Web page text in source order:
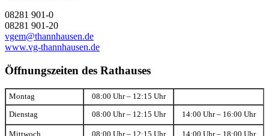
08281 901-0
08281 901-20
vgem@thannhausen.de
www.vg-thannhausen.de
Öffnungszeiten des Rathauses
Montag 08:00 Uhr – 12:15 Uhr
Dienstag 08:00 Uhr – 12:15 Uhr 14:00 Uhr – 16:00 Uhr